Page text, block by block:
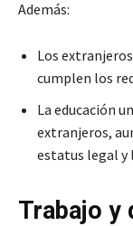
Además:
Los
cumplen los
La educación
extranjeros,
estatus legal
Trabajo y